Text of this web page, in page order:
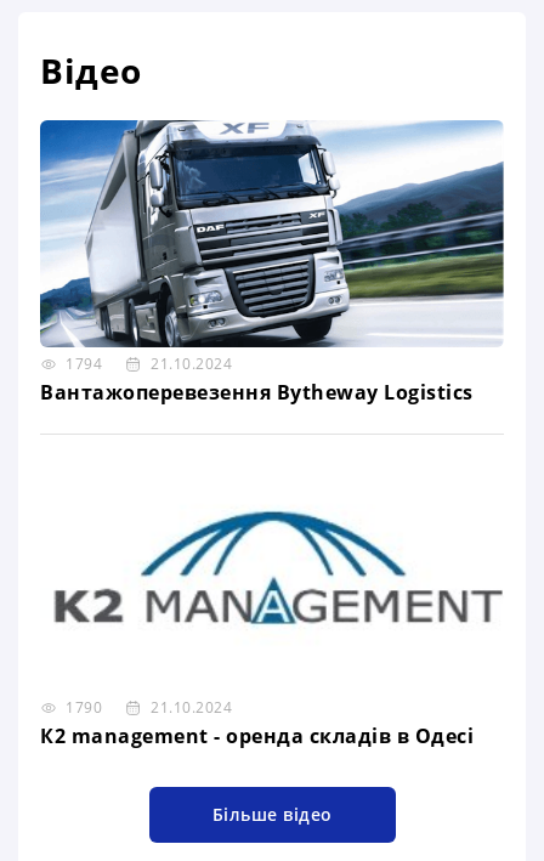
Відео
1794 21.10.2024
Вантажоперевезення Bytheway Logistics
1790 21.10.2024
К2 management - оренда складів в Одесі
Більше відео